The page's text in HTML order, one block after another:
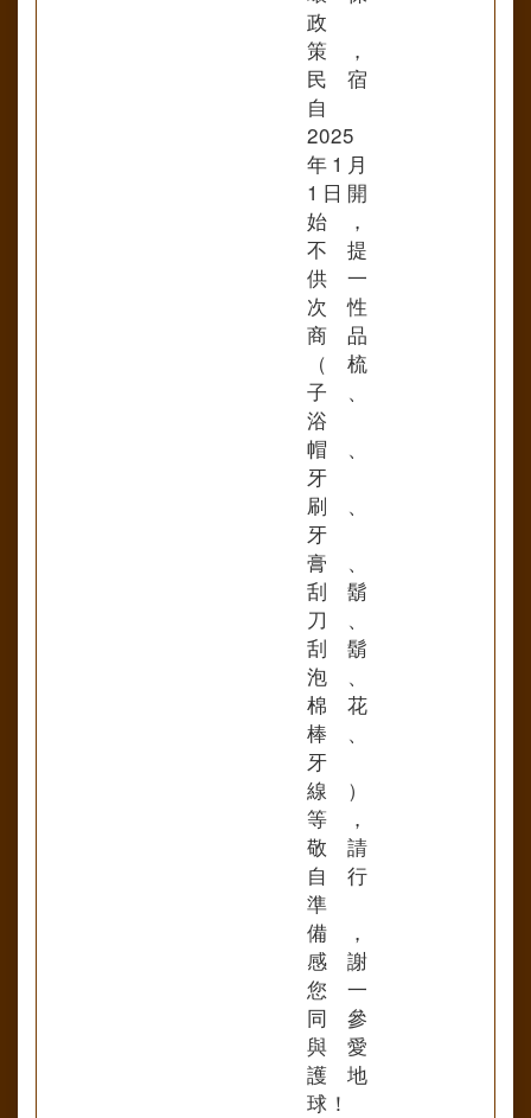
政
策，
民宿
自
2025
年1月
1日開
始，
不提
供一
次性
商品
（梳
子、
浴
帽、
牙
刷、
牙
膏、
刮鬍
刀、
刮鬍
泡、
棉花
棒、
牙
線）
等，
敬請
自行
準
備，
感謝
您一
同參
與愛
護地
球！